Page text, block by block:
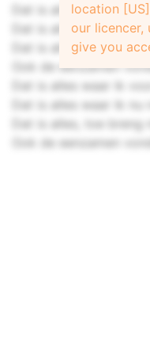
Dat is alles waar ik
Dat is alles waar ik
Dat is alles, toe breng
Ook de eenzamen
Dat is alles waar ik
Dat is alles waar ik nu
Dat is alles, toe breng
Ook de eenzamen
location
our
give you